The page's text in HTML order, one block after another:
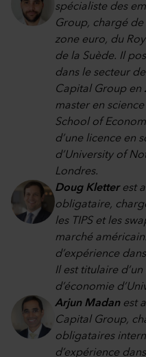
spécialiste des
Group, chargé
zone euro, du
de la Suède. Il
dans le secteur
Capital Group en
master en
School of
d’une licence en
d’University of
Londres.
Doug Kletterest
obligataire,
les TIPS et les
marché
d’expérience
Il est titulaire
d’économie
Arjun Madan est
Capital Group,
obligataires
d’expérience